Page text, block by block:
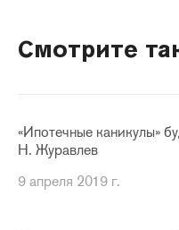
Смотрите
«Ипотечные каникулы»
Н. Журавлев
9 апреля 2019 г.